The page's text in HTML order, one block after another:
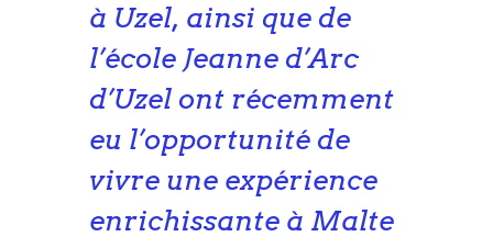
à Uzel, ainsi que de
l’école Jeanne d’Arc
d’Uzel ont récemment
eu l’opportunité de
vivre une expérience
enrichissante à Malte